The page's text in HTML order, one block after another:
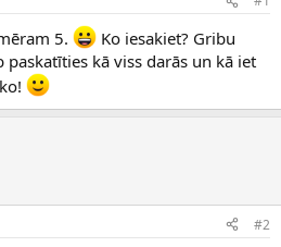
5.
Ko iesakiet? Gribu
kā viss darās un kā iet
#2